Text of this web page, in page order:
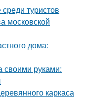
туристов
московской
дома:
своими руками:
каркаса